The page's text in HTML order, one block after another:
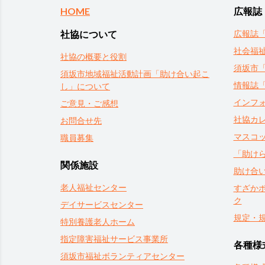
HOME
社協について
社協の概要と役割
須坂市地域福祉活動計画「助け合い起こ
し」について
ご意見・ご感想
お問合せ先
職員募集
関係施設
老人福祉センター
デイサービスセンター
特別養護老人ホーム
指定障害福祉サービス事業所
須坂市福祉ボランティアセンター
広報誌
広報誌
社会福
須坂市
情報誌
インフ
社協カ
マスコ
「助け
助け合
すざか
ク
規定・
各種様